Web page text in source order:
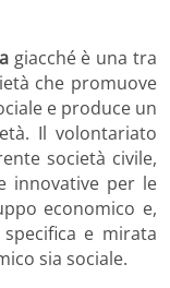
giacché è una tra
che promuove
e produce un
Il volontariato
società civile,
innovative per le
economico e,
e mirata
sia sociale.